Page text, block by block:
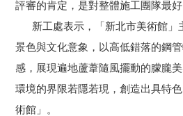
評審的肯定，是對整體施工團隊最好
新工處表示，「新北市美術館」
景色與文化意象，以高低錯落的鋼
感，展現遍地蘆葦隨風擺動的朦朧
環境的界限若隱若現，創造出具特
術館」。